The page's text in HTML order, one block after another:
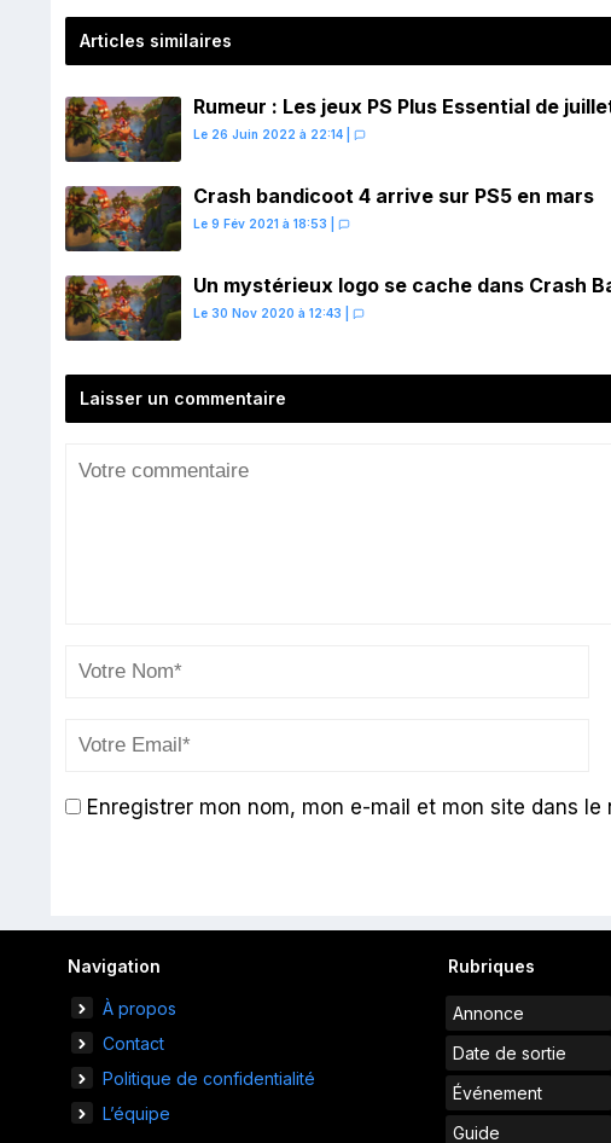
Articles similaires
Rumeur : Les jeux PS Plus Essential de
Le 26 Juin 2022 à 22:14
Crash bandicoot 4 arrive sur PS5 en mars
Le 9 Fév 2021 à 18:53
Un mystérieux logo se cache dans Crash
Le 30 Nov 2020 à 12:43
Laisser un commentaire
Enregistrer mon nom, mon e-mail et mon site dans
Navigation
À propos
Contact
Politique de confidentialité
L’équipe
Rubriques
Annonce
Date de sortie
Événement
Guide